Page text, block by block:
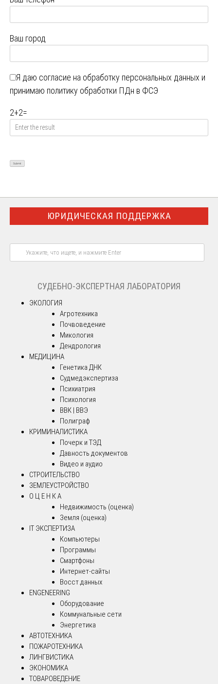
Ваш город
Я даю согласие на обработку персональных данных и
принимаю политику обработки ПДн в ФСЭ
2+2=
ЮРИДИЧЕСКАЯ ПОДДЕРЖКА
СУДЕБНО-ЭКСПЕРТНАЯ ЛАБОРАТОРИЯ
ЭКОЛОГИЯ
Агротехника
Почвоведение
Микология
Дендрология
МЕДИЦИНА
Генетика ДНК
Судмедэкспертиза
Психиатрия
Психология
ВВК | ВВЭ
Полиграф
КРИМИНАЛИСТИКА
Почерк и ТЭД
Давность документов
Видео и аудио
СТРОИТЕЛЬСТВО
ЗЕМЛЕУСТРОЙСТВО
О Ц Е Н К А
Недвижимость (оценка)
Земля (оценка)
IT ЭКСПЕРТИЗА
Компьютеры
Программы
Смартфоны
Интернет-сайты
Восст.данных
ENGENEERING
Оборудование
Коммунальные сети
Энергетика
АВТОТЕХНИКА
ПОЖАРОТЕХНИКА
ЛИНГВИСТИКА
ЭКОНОМИКА
ТОВАРОВЕДЕНИЕ